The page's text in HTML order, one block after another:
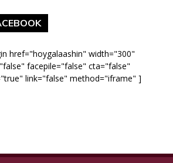
href="hoygalaashin" width="300"
facepile="false" cta="false"
link="false" method="iframe" ]